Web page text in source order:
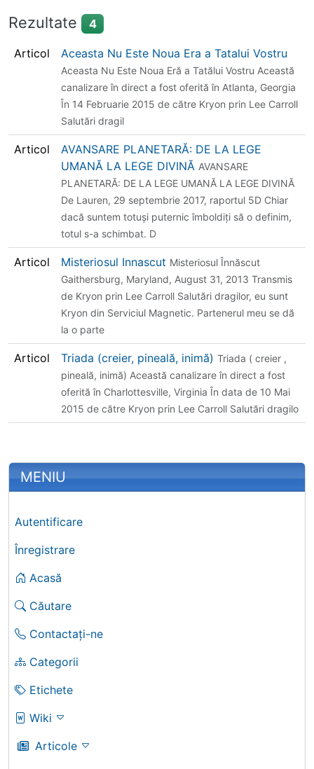
Rezultate 4
Articol Aceasta Nu Este Noua Era a Tatalui Vostru
Aceasta Nu Este Noua Eră a Tatălui Vostru Această
canalizare în direct a fost oferită în Atlanta, Georgia
În 14 Februarie 2015 de către Kryon prin Lee Carroll
Salutări dragil
Articol
AVANSARE PLANETARĂ: DE LA LEGE
UMANĂ LA LEGE DIVINĂ AVANSARE
PLANETARĂ: DE LA LEGE UMANĂ LA LEGE DIVINĂ
De Lauren, 29 septembrie 2017, raportul 5D Chiar
dacă suntem totuși puternic îmboldiți să o definim,
totul s-a schimbat. D
Articol Misteriosul Innascut Misteriosul Înnăscut
Gaithersburg, Maryland, August 31, 2013 Transmis
de Kryon prin Lee Carroll Salutări dragilor, eu sunt
Kryon din Serviciul Magnetic. Partenerul meu se dă
la o parte
Articol Triada (creier, pineală, inimă) Triada ( creier ,
pineală, inimă) Această canalizare în direct a fost
oferită în Charlottesville, Virginia În data de 10 Mai
2015 de către Kryon prin Lee Carroll Salutări dragilo
More content and functionality (left
MENIU
Autentificare
Înregistrare
Acasă
Căutare
Contactați-ne
Categorii
Etichete
Wiki
Articole